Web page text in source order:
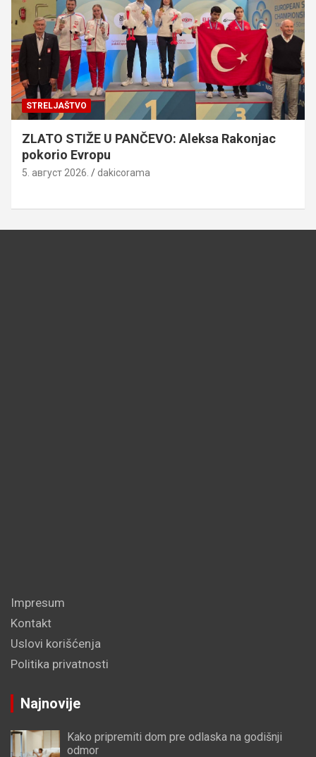
STRELJAŠTVO
ZLATO STIŽE U PANČEVO: Aleksa Rakonjac
pokorio Evropu
5. август 2026. dakicorama
Impresum
Kontakt
Uslovi korišćenja
Politika privatnosti
Najnovije
Kako pripremiti dom pre odlaska na godišnji
odmor